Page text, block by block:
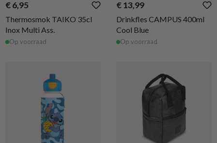
€ 6,95
Thermosmok TAIKO 35cl
Inox Multi Ass.
Op voorraad
€ 13,99
Drinkfles CAMPUS 400ml
Cool Blue
Op voorraad